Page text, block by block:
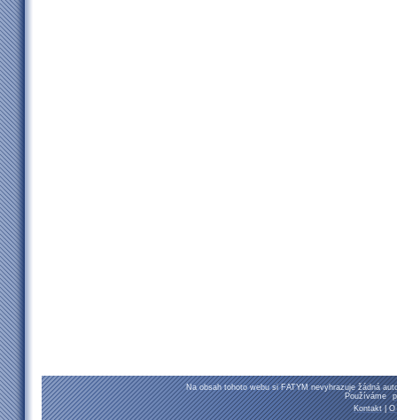
Na obsah tohoto webu si FATYM nevyhrazuje žádná
Používáme
Kontakt|O